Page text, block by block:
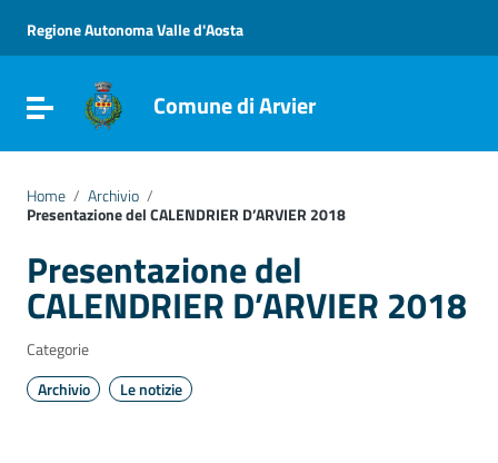
Vai al menu di navigazione
Vai al footer
Regione Autonoma Valle d'Aosta
Attiva / disattiva la navigazione
Comune di Arvier
Home / Archivio /
Presentazione del CALENDRIER D’ARVIER 2018
Presentazione del
CALENDRIER D’ARVIER 2018
Categorie
Archivio
Le notizie